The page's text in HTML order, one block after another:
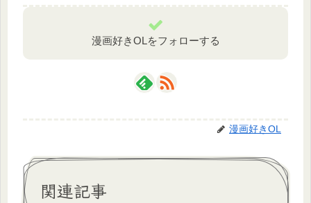
漫画好きOLをフォローする
漫画好きOL
関連記事